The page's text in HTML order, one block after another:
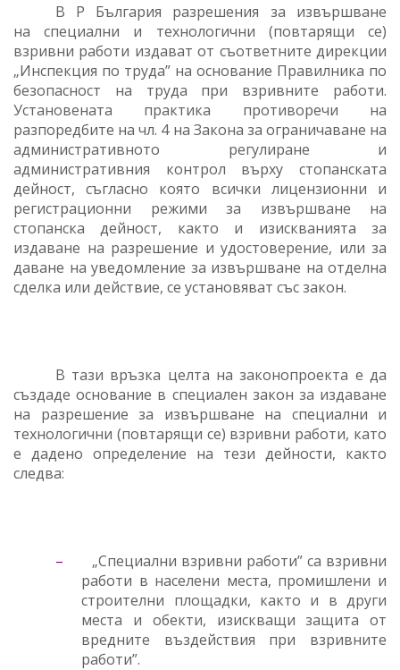
В Р България разрешения за извършване
на специални и технологични (повтарящи се)
взривни работи издават от съответните дирекции
„Инспекция по труда” на основание Правилника по
безопасност на труда при взривните работи.
Установената практика противоречи на
разпоредбите на чл. 4 на Закона за ограничаване на
административното регулиране и
административния контрол върху стопанската
дейност, съгласно която всички лицензионни и
регистрационни режими за извършване на
стопанска дейност, както и изискванията за
издаване на разрешение и удостоверение, или за
даване на уведомление за извършване на отделна
сделка или действие, се установяват със закон.
В тази връзка целта на законопроекта е да
създаде основание в специален закон за издаване
на разрешение за извършване на специални и
технологични (повтарящи се) взривни работи, като
е дадено определение на тези дейности, както
следва:
–
„Специални взривни работи” са взривни
работи в населени места, промишлени и
строителни площадки, както и в други
места и обекти, изискващи защита от
вредните въздействия при взривните
работи”.